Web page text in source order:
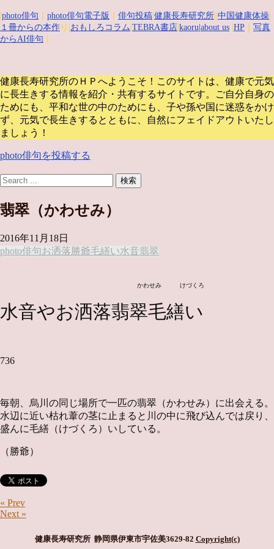
photo俳句 photo俳句電子版 俳句投稿 健康長寿研究所 中国健康体操
１冊からの本作 り| おもしろコラム TEBRA書店 kaoru |about us HP
写真
からAI俳句
健康長寿研究所のＨＰへようこそ！このサイトは、健康で元気
に長生きする情報を紹介・共有するサイトです。
ご自分自身の
ためにも、平和な世の中のためにも、子や孫や国に迷惑をかけ
ず、元気で長生きするとともに、自然にフェイドアウトいたし
ましょう！
photo俳句を投稿する
翡翠（かわせみ）
2016年11月18日
photo俳句お洒落 勝爺毛繕い水音翡翠
かわせみ けづくろ
水音やお洒落翡翠毛繕い
736
毎朝、烏川の同じ場所で一匹の翡翠（かわせみ）に出会える。
水辺に近い枯れ葦の茎に止まると川の中に飛び込んでは戻り、
盛んに毛繕（けづくろ）いしている。
（勝爺）
« Prev
Next »
健康長寿研究所 静岡県伊東市宇佐美3629-82 Copyright(c)